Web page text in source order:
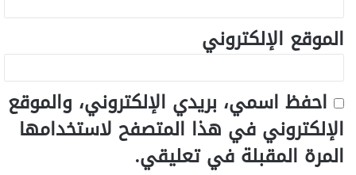
الموقع الإلكتروني
احفظ اسمي، بريدي الإلكتروني، والموقع
الإلكتروني في هذا المتصفح لاستخدامها
المرة المقبلة في تعليقي.